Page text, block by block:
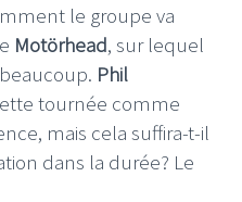
le groupe va
Motörhead, sur lequel
Phil
tournée comme
mais cela suffira-t-il
dans la durée? Le